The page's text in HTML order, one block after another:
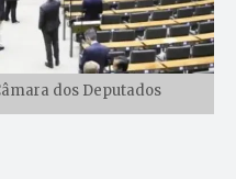
dos Deputados